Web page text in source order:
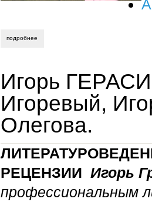
подробнее
Игорь
Игоревый,
Олегова.
РЕЦЕНЗИИ Игорь
профессиональным